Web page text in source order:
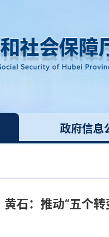
政府信息
黄石：推动“五个